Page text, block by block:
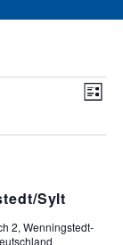
A
n
V
s
Liste
Sylt
2, Wenningstedt-